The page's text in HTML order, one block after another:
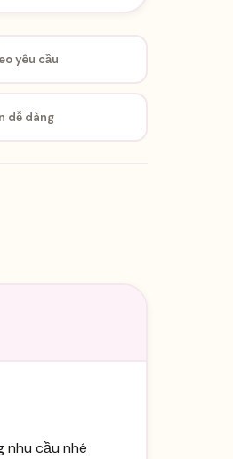
yêu cầu
dễ dàng
nhu cầu nhé